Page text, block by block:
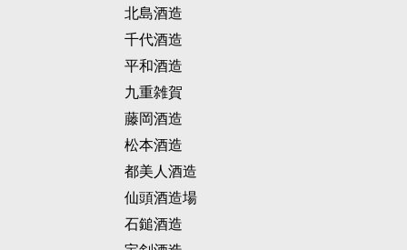
北島酒造
千代酒造
平和酒造
九重雑賀
藤岡酒造
松本酒造
都美人酒造
仙頭酒造場
石鎚酒造